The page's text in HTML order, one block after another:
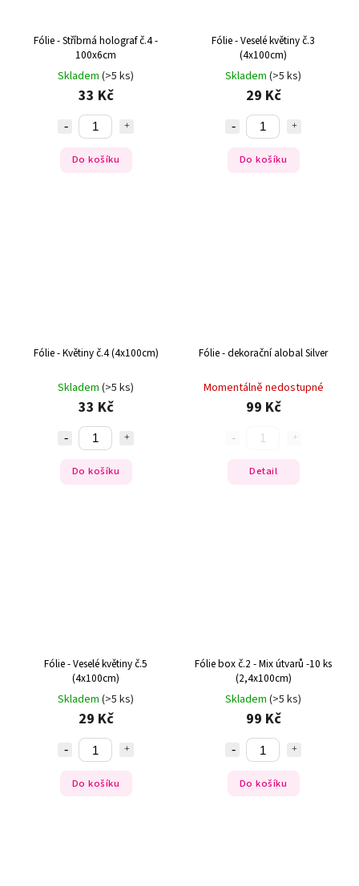
Fólie - Stříbrná holograf č.4 -
100x6cm
Skladem (>5 ks)
33 Kč
Do košíku
Fólie - Veselé květiny č.3
(4x100cm)
Skladem (>5 ks)
29 Kč
Do košíku
Fólie - Květiny č.4 (4x100cm)
Skladem (>5 ks)
33 Kč
Do košíku
Fólie - dekorační alobal Silver
Momentálně nedostupné
99 Kč
Detail
Fólie - Veselé květiny č.5
(4x100cm)
Skladem (>5 ks)
29 Kč
Do košíku
Fólie box č.2 - Mix útvarů -10 ks
(2,4x100cm)
Skladem (>5 ks)
99 Kč
Do košíku